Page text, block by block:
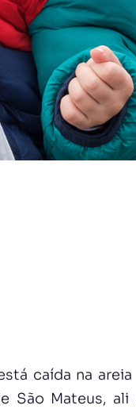
caída na
São Mateus,